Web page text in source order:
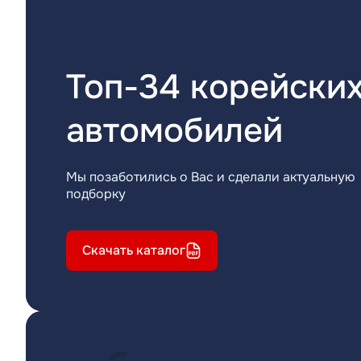
Топ-34
автомобилей
Мы позаботились о Вас и сделали актуальную
подборку
Скачать каталог